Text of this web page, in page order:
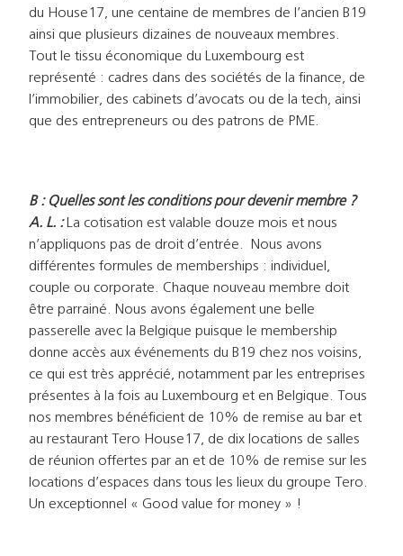
du House17, une centaine de membres de l’ancien B19
ainsi que plusieurs dizaines de nouveaux membres.
Tout le tissu économique du Luxembourg est
représenté : cadres dans des sociétés de la finance, de
l’immobilier, des cabinets d’avocats ou de la tech, ainsi
que des entrepreneurs ou des patrons de PME.
B : Quelles sont les conditions pour devenir membre ?
A. L. :La cotisation est valable douze mois et nous
n’appliquons pas de droit d’entrée. Nous avons
différentes formules de memberships : individuel,
couple ou corporate. Chaque nouveau membre doit
être parrainé. Nous avons également une belle
passerelle avec la Belgique puisque le membership
donne accès aux événements du B19 chez nos voisins,
ce qui est très apprécié, notamment par les entreprises
présentes à la fois au Luxembourg et en Belgique. Tous
nos membres bénéficient de 10% de remise au bar et
au restaurant Tero House17, de dix locations de salles
de réunion offertes par an et de 10% de remise sur les
locations d’espaces dans tous les lieux du groupe Tero.
Un exceptionnel « Good value for money » !